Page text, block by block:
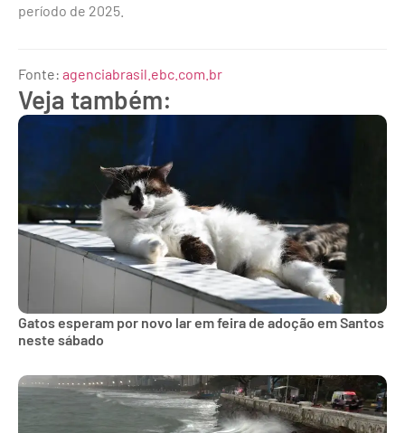
período de 2025.
Fonte: agenciabrasil.ebc.com.br
Veja também:
Gatos esperam por novo lar em feira de adoção em Santos
neste sábado